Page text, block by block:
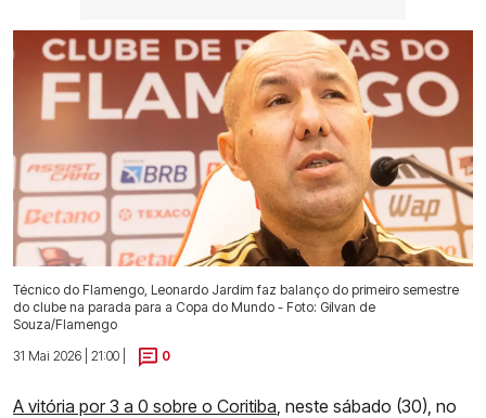
Técnico do Flamengo, Leonardo Jardim faz balanço do primeiro semestre
do clube na parada para a Copa do Mundo - Foto: Gilvan de
Souza/Flamengo
31 Mai 2026 | 21:00 |
0
A vitória por 3 a 0 sobre o Coritiba , neste sábado (30), no